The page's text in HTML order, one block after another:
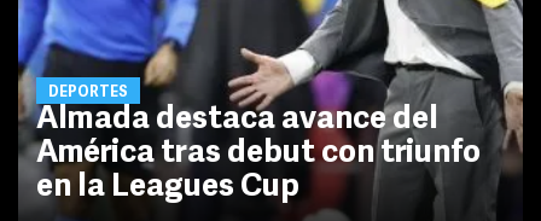
DEPORTES
Almada destaca avance del
América tras debut con triunfo
en la Leagues Cup